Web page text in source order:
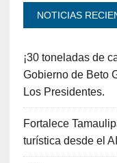
NOTICIAS
¡30 toneladas de
Gobierno de Beto
Los Presidentes.
Fortalece
turística desde el